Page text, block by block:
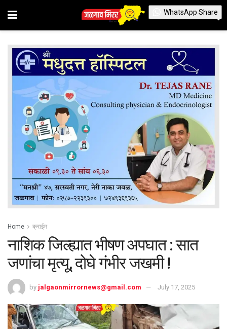
Home क्राईम
नाशिक जिल्ह्यात भीषण अपघात : सात
जणांचा मृत्यू, दोघे गंभीर जखमी !
by jalgaonmirrornews@gmail.com July 17, 2025
WhatsApp Share